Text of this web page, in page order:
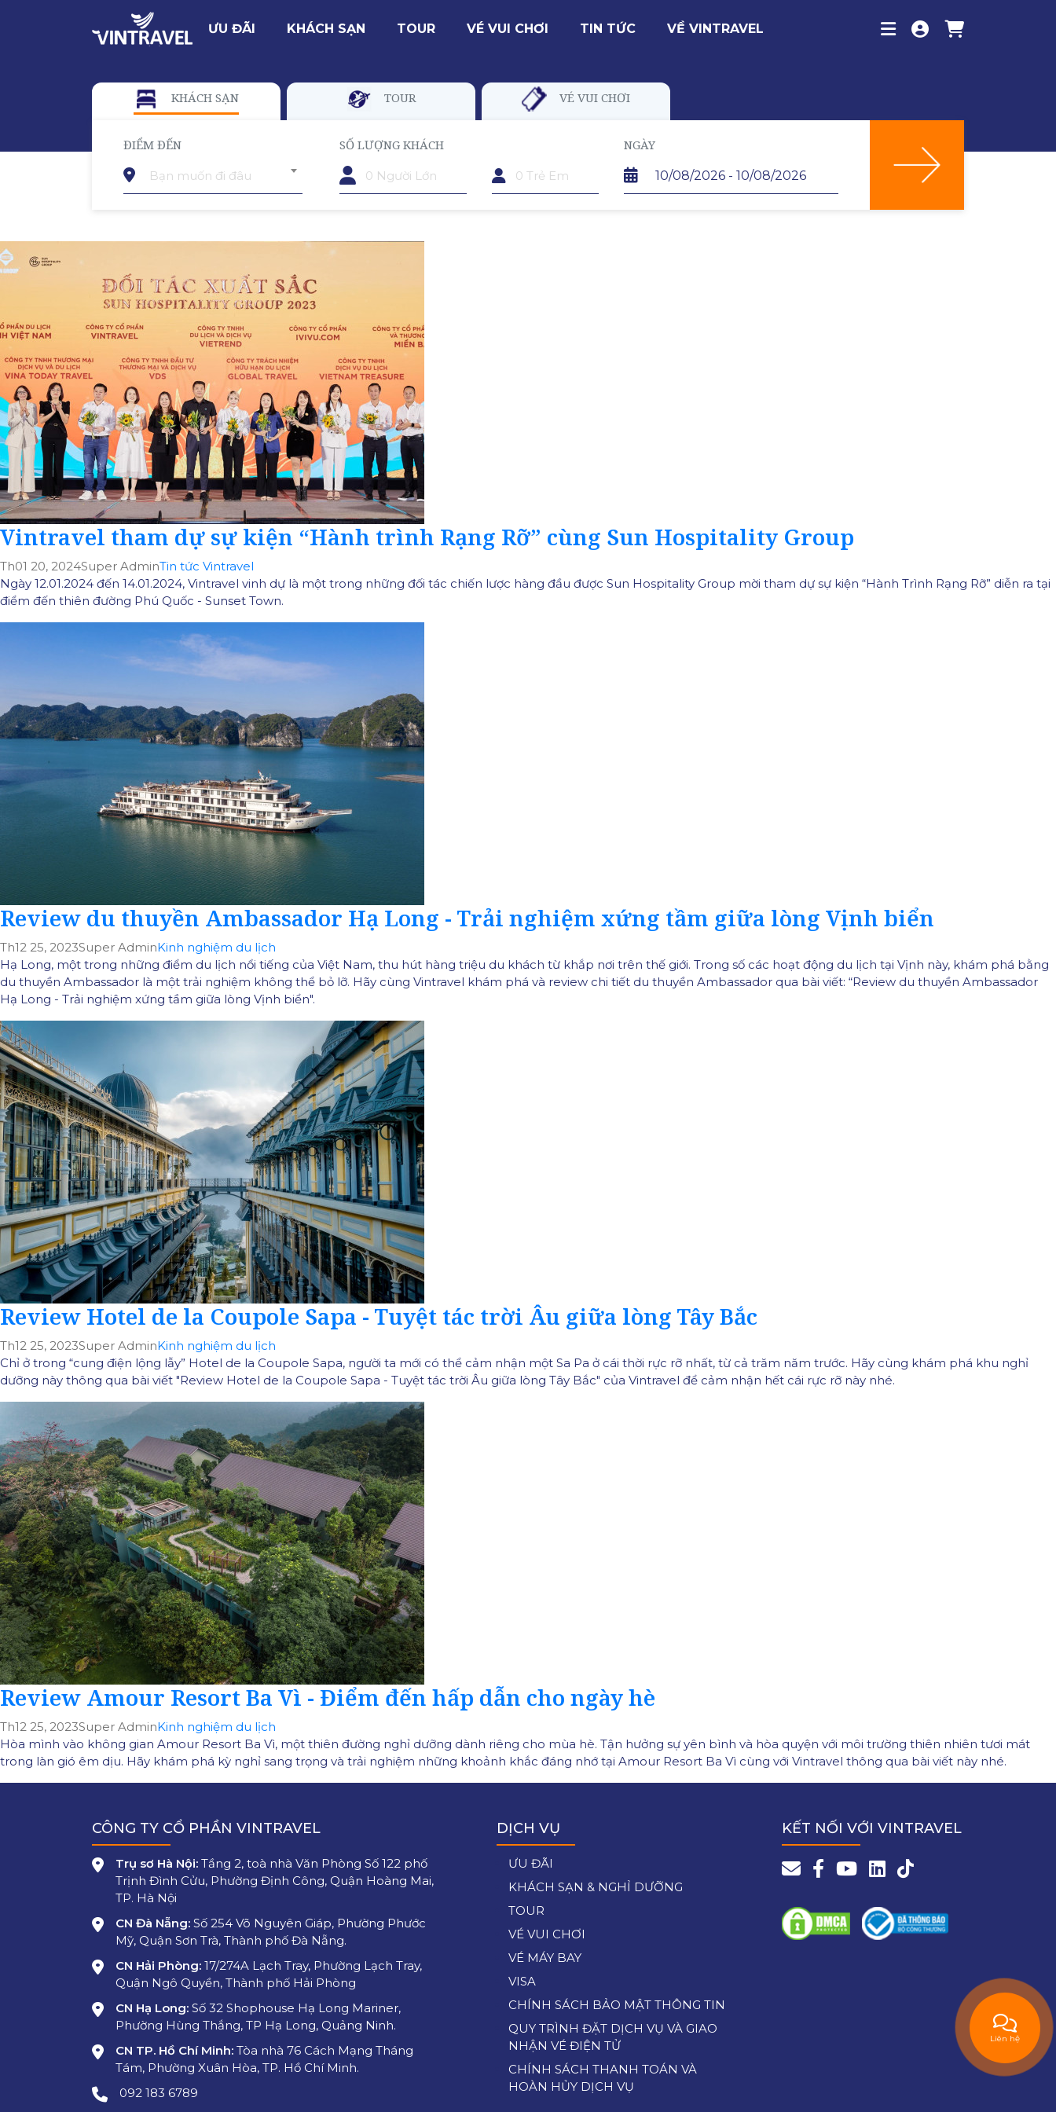
ƯU ĐÃI KHÁCH SẠN TOUR VÉ VUI CHƠI TIN TỨC VỀ VINTRAVEL
KHÁCH SẠN TOUR VÉ VUI CHƠI
ĐIỂM ĐẾN
Bạn muốn đi đâu
SỐ LƯỢNG KHÁCH NGÀY
Vintravel tham dự sự kiện “Hành trình Rạng Rỡ” cùng Sun Hospitality Group
Th01 20, 2024Super AdminTin tức Vintravel
Ngày 12.01.2024 đến 14.01.2024, Vintravel vinh dự là một trong những đối tác chiến lược hàng đầu được Sun Hospitality Group mời tham dự sự kiện “Hành Trình Rạng Rỡ” diễn ra tại
điểm đến thiên đường Phú Quốc - Sunset Town.
Review du thuyền Ambassador Hạ Long - Trải nghiệm xứng tầm giữa lòng Vịnh biển
Th12 25, 2023Super AdminKinh nghiệm du lịch
Hạ Long, một trong những điểm du lịch nổi tiếng của Việt Nam, thu hút hàng triệu du khách từ khắp nơi trên thế giới. Trong số các hoạt động du lịch tại Vịnh này, khám phá bằng
du thuyền Ambassador là một trải nghiệm không thể bỏ lỡ. Hãy cùng Vintravel khám phá và review chi tiết du thuyền Ambassador qua bài viết: “Review du thuyền Ambassador
Hạ Long - Trải nghiệm xứng tầm giữa lòng Vịnh biển".
Review Hotel de la Coupole Sapa - Tuyệt tác trời Âu giữa lòng Tây Bắc
Th12 25, 2023Super AdminKinh nghiệm du lịch
Chỉ ở trong “cung điện lộng lẫy” Hotel de la Coupole Sapa, người ta mới có thể cảm nhận một Sa Pa ở cái thời rực rỡ nhất, từ cả trăm năm trước. Hãy cùng khám phá khu nghỉ
dưỡng này thông qua bài viết "Review Hotel de la Coupole Sapa - Tuyệt tác trời Âu giữa lòng Tây Bắc" của Vintravel để cảm nhận hết cái rực rỡ này nhé.
Review Amour Resort Ba Vì - Điểm đến hấp dẫn cho ngày hè
Th12 25, 2023Super AdminKinh nghiệm du lịch
Hòa mình vào không gian Amour Resort Ba Vì, một thiên đường nghỉ dưỡng dành riêng cho mùa hè. Tận hưởng sự yên bình và hòa quyện với môi trường thiên nhiên tươi mát
trong làn gió êm dịu. Hãy khám phá kỳ nghỉ sang trọng và trải nghiệm những khoảnh khắc đáng nhớ tại Amour Resort Ba Vì cùng với Vintravel thông qua bài viết này nhé.
Liên hệ
CÔNG TY CỔ PHẦN VINTRAVEL
Trụ sơ Hà Nội: Tầng 2, toà nhà Văn Phòng Số 122 phố
Trịnh Đình Cửu, Phường Định Công, Quận Hoàng Mai,
TP. Hà Nội
CN Đà Nẵng: Số 254 Võ Nguyên Giáp, Phường Phước
Mỹ, Quận Sơn Trà, Thành phố Đà Nẵng.
CN Hải Phòng: 17/274A Lạch Tray, Phường Lạch Tray,
Quận Ngô Quyền, Thành phố Hải Phòng
CN Hạ Long: Số 32 Shophouse Hạ Long Mariner,
Phường Hùng Thắng, TP Hạ Long, Quảng Ninh.
CN TP. Hồ Chí Minh: Tòa nhà 76 Cách Mạng Tháng
Tám, Phường Xuân Hòa, TP. Hồ Chí Minh.
092 183 6789
DỊCH VỤ
ƯU ĐÃI
KHÁCH SẠN & NGHỈ DƯỠNG
TOUR
VÉ VUI CHƠI
VÉ MÁY BAY
VISA
CHÍNH SÁCH BẢO MẬT THÔNG TIN
QUY TRÌNH ĐẶT DỊCH VỤ VÀ GIAO
NHẬN VÉ ĐIỆN TỬ
CHÍNH SÁCH THANH TOÁN VÀ
HOÀN HỦY DỊCH VỤ
KẾT NỐI VỚI VINTRAVEL